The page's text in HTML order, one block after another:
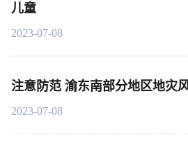
儿童
2023-07-08
注意防范 渝东南部分地区地灾
2023-07-08